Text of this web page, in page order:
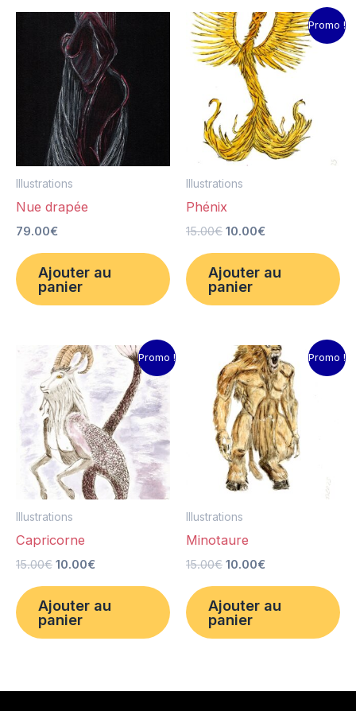
Illustrations
Nue drapée
79.00€
Ajouter au
panier
Promo !
Illustrations
Phénix
15.00€
Le
prix
initial
était :
15.00€.
10.00€
Le
prix
actuel
est :
Ajouter au
panier
Promo !
Illustrations
Capricorne
15.00€
Le
prix
initial
était :
15.00€.
10.00€
Le
prix
actuel
est :
10.00€.
Ajouter au
panier
Promo !
Illustrations
Minotaure
15.00€
Le
prix
initial
était :
15.00€.
10.00€
Le
prix
actuel
est :
10.00€.
Ajouter au
panier